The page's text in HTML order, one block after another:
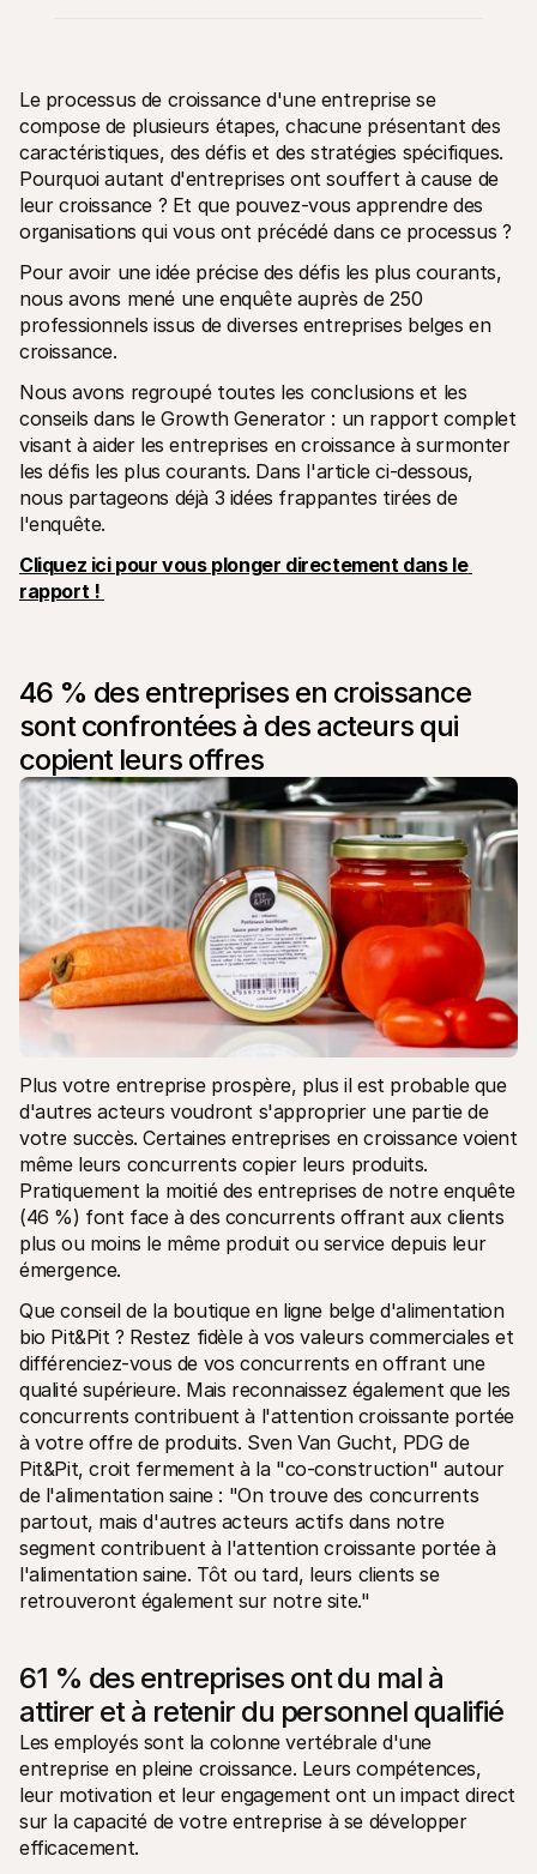
Ressources techniques
Portail développeurs
Découvrez les ressources de développement et les mises à
jour
Bibliothèques
Intégrez Mollie avec des packages prêts à l'emploi
Communauté Discord
Rejoignez notre communauté de développeurs
API
Lisez
À propos de Mollie
Tarifs
Consultez nos tarifs
À propos
Notre histoire et nos valeurs
Actualités
Lire les dernières actualités de
Mollie
Nous rejoindre
Rejoignez notre équipe - nous
recrutons !
Découvrez comment nous aidons
nos
Pour les consommateurs
Découvrez pourquoi Mollie figure sur votre relevé bancaire
Pour les clients Mollie
Le processus de croissance d'une entreprise se
compose de plusieurs étapes, chacune présentant des
caractéristiques, des défis et des stratégies spécifiques.
Pourquoi autant d'entreprises ont souffert à cause de
leur croissance ? Et que pouvez-vous apprendre des
organisations qui vous ont précédé dans ce processus ?
Pour avoir une idée précise des défis les plus courants,
nous avons mené une enquête auprès de 250
professionnels issus de diverses entreprises belges en
croissance.
Nous avons regroupé toutes les conclusions et les
conseils dans le Growth Generator : un rapport complet
visant à aider les entreprises en croissance à surmonter
les défis les plus courants. Dans l'article ci-dessous,
nous partageons déjà 3 idées frappantes tirées de
l'enquête.
Cliquez ici pour vous plonger directement dans le
rapport !
46 % des entreprises en croissance
sont confrontées à des acteurs qui
copient leurs offres
Plus votre entreprise prospère, plus il est probable que
d'autres acteurs voudront s'approprier une partie de
votre succès. Certaines entreprises en croissance voient
même leurs concurrents copier leurs produits.
Pratiquement la moitié des entreprises de notre enquête
(46 %) font face à des concurrents offrant aux clients
plus ou moins le même produit ou service depuis leur
émergence.
Que conseil de la boutique en ligne belge d'alimentation
bio Pit&Pit ? Restez fidèle à vos valeurs commerciales et
différenciez-vous de vos concurrents en offrant une
qualité supérieure. Mais reconnaissez également que les
concurrents contribuent à l'attention croissante portée
à votre offre de produits. Sven Van Gucht, PDG de
Pit&Pit, croit fermement à la "co-construction" autour
de l'alimentation saine : "On trouve des concurrents
partout, mais d'autres acteurs actifs dans notre
segment contribuent à l'attention croissante portée à
l'alimentation saine. Tôt ou tard, leurs clients se
retrouveront également sur notre site."
61 % des entreprises ont du mal à
attirer et à retenir du personnel qualifié
Les employés sont la colonne vertébrale d'une
entreprise en pleine croissance. Leurs compétences,
leur motivation et leur engagement ont un impact direct
sur la capacité de votre entreprise à se développer
efficacement.